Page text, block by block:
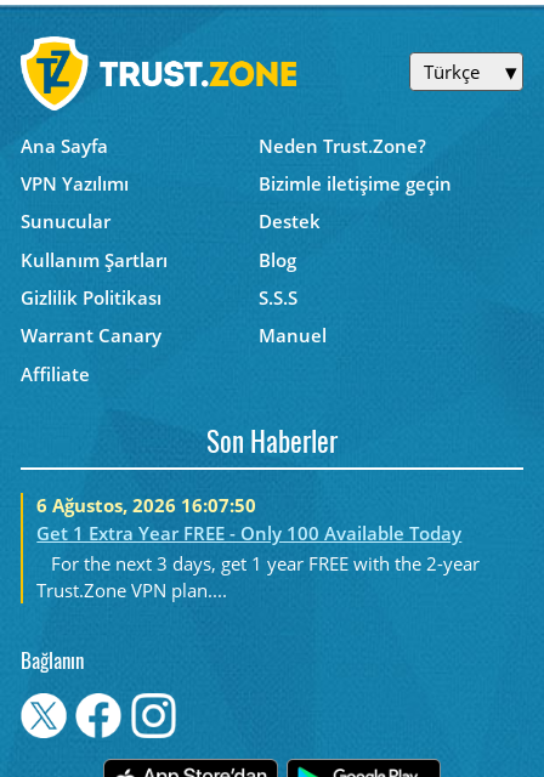
Türkçe
Ana Sayfa
Neden Trust.Zone?
VPN Yazılımı
Bizimle iletişime geçin
Sunucular
Destek
Kullanım Şartları
Blog
Gizlilik Politikası
S.S.S
Warrant Canary
Manuel
Affiliate
Son Haberler
6 Ağustos, 2026 16:07:50
Get 1 Extra Year FREE - Only 100 Available Today
For the next 3 days, get 1 year FREE with the 2-year
Trust.Zone VPN plan....
Bağlanın